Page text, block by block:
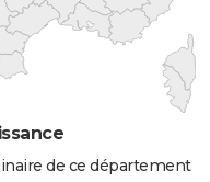
de ce département